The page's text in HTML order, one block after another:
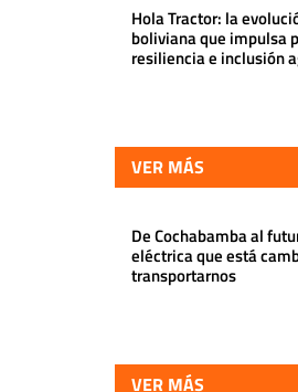
Hola Tractor: la
boliviana que impulsa
resiliencia e inclusión
VER MÁS
De Cochabamba al
eléctrica que está
transportarnos
VER MÁS